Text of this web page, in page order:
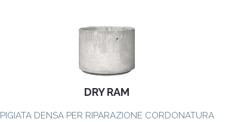
DRY RAM
PIGIATA DENSA PER RIPARAZIONE CORDONATURA